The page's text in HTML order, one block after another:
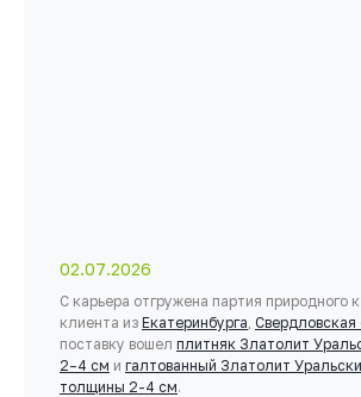
02.07.2026
С карьера отгружена партия природного
клиента из Екатеринбурга Свердловская
поставку вошел плитняк Златолит
2–4 см и галтованный Златолит
толщины 2-4 см.